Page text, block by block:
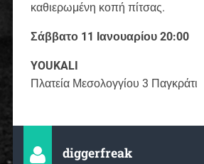
καθιερωμένη κοπή πίτσας.
Σάββατο 11 Ιανουαρίου 20:00
YOUKALI
Πλατεία Μεσολογγίου 3 Παγκράτι
diggerfreak